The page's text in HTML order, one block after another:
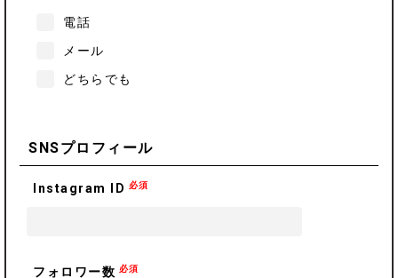
電話
メール
どちらでも
SNSプロフィール
Instagram ID 必須
フォロワー数 必須